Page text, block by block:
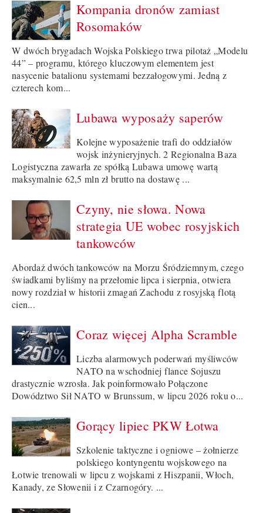
Kompania dronów zamiast
Rosomaków
W dwóch brygadach Wojska Polskiego trwa pilotaż „Modelu
44” – programu, którego kluczowym elementem jest
nasycenie batalionu systemami bezzałogowymi. Jedną z
czterech kom...
Lubawa wyposaży saperów
Kolejne wyposażenie trafi do oddziałów
wojsk inżynieryjnych. 2 Regionalna Baza
Logistyczna zawarła ze spółką Lubawa umowę wartą
maksymalnie 62,5 mln zł brutto na dostawę ...
Czyny, nie słowa. Nowa
strategia UE wobec rosyjskich
tankowców
Abordaż dwóch tankowców na Morzu Śródziemnym, czego
świadkami byliśmy na przełomie lipca i sierpnia, otwiera
nowy rozdział w historii zmagań Zachodu z rosyjską flotą
cien...
Coraz więcej Alpha Scramble
Liczba alarmowych poderwań myśliwców
NATO na wschodniej flance Sojuszu
drastycznie wzrosła. Jak poinformowało Połączone
Dowództwo Sił NATO w Brunssum, w lipcu 2026 roku o...
Gorący lipiec PKW Łotwa
Szkolenie taktyczne i ogniowe – żołnierze
polskiego kontyngentu wojskowego na
Łotwie trenowali w lipcu z wojskami z Hiszpanii, Włoch,
Kanady, ze Słowenii i z Czarnogóry. ...